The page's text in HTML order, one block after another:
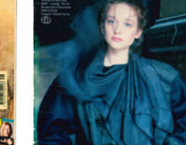
SIBYLLE 6/89